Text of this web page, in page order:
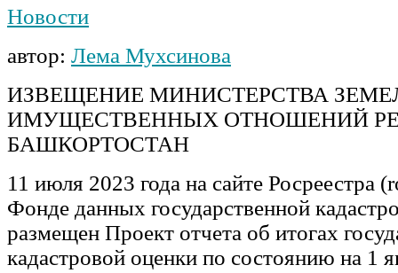
Новости
автор: Лема Мухсинова
ИЗВЕЩЕНИЕ МИНИСТЕРСТВА
ИМУЩЕСТВЕННЫХ ОТНОШЕНИЙ
БАШКОРТОСТАН
11 июля 2023 года на сайте Росреестра
Фонде данных государственной
размещен Проект отчета об итогах
кадастровой оценки по состоянию на 1